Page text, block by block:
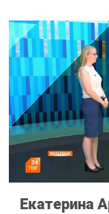
Екатерина